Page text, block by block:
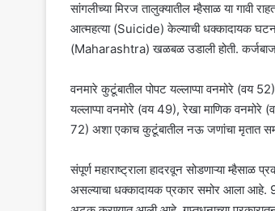
सांगलीच्या मिरज तालुक्यातील म्हैसाळ या गावी
आत्महत्या (Suicide) केल्याची धक्कादायक
(Maharashtra) खळबळ उडाली होती.
वनमारे कुटूंबातील पोपट यल्लाप्पा वनमोरे (वय
यल्लाप्पा वनमोरे (वय 49), रेखा माणिक
72) अशा एकाच कुटूंबातील नऊ जणांचा मृतात
संपूर्ण महाराष्ट्राला हादरवून सोडणाऱ्या
असल्याचा धक्कादायक प्रकार समोर आला आहे. 9